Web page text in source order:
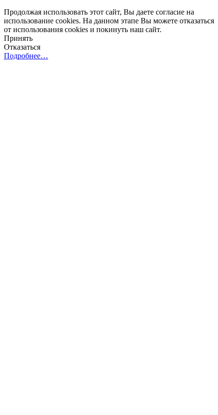
Продолжая использовать этот сайт, Вы даете согласие на
использование cookies. На данном этапе Вы можете отказаться
от использования cookies и покинуть наш сайт.
Принять
Отказаться
Подробнее…